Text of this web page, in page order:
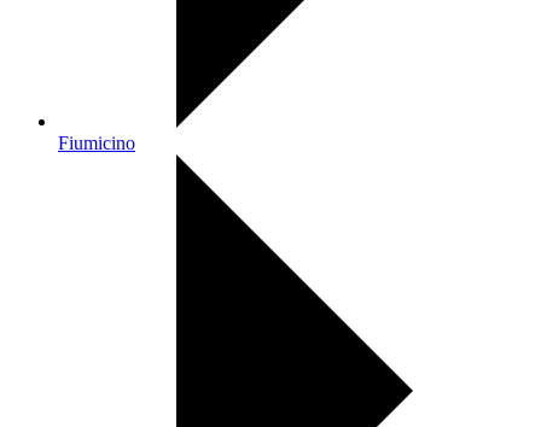
Fiumicino